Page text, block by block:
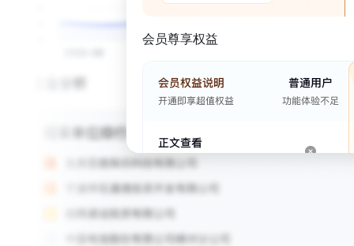
会员尊享权益